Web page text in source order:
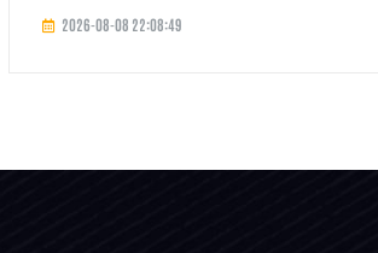
2026-08-08 22:08:49